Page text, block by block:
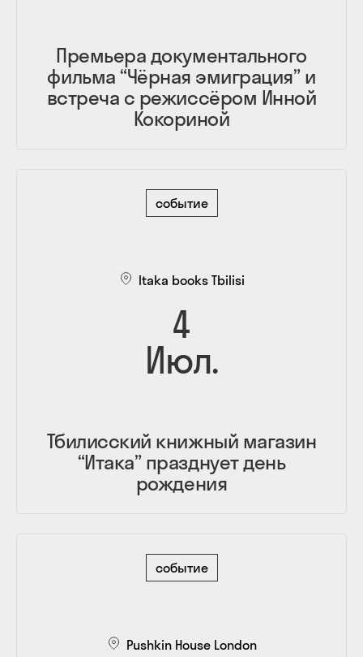
Премьера документального
фильма “Чёрная эмиграция” и
встреча с режиссёром Инной
Кокориной
событие
Itaka books Tbilisi
4
Июл.
Тбилисский книжный магазин
“Итака” празднует день
рождения
событие
Pushkin House London